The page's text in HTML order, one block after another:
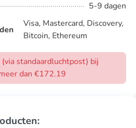
5-9 dagen
Visa, Mastercard, Discovery,
Bitcoin, Ethereum
standaardluchtpost) bij
dan €172.19